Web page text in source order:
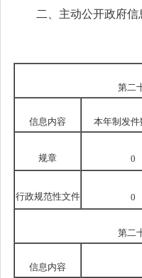
二、主动公开政府信
第二
信息内容 本年制发件
规章 0
行政规范性文件 0
第二
信息内容